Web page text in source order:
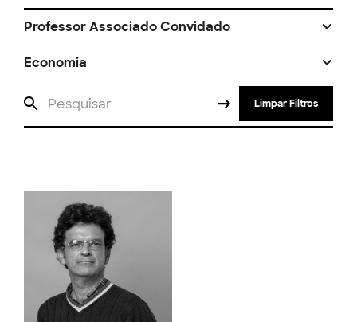
Professor Associado Convidado
Economia
Limpar Filtros